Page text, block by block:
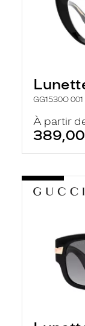
GG1530O
À partir